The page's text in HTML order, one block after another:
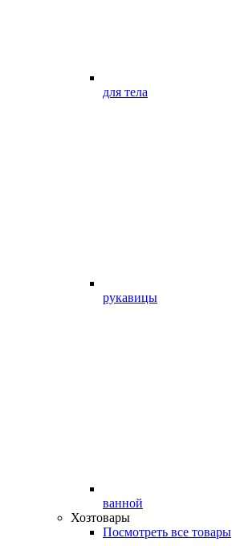
для тела
рукавицы
ванной
Хозтовары
Посмотреть все товары